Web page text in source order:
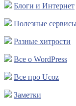
Блоги и Интернет
Полезные
Разные хитрости
Все о WordPress
Все про Ucoz
Заметки